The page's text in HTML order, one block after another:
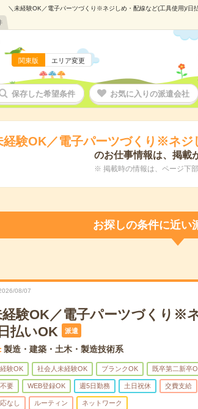
＼未経験OK／電子パーツづくり※ネジしめ・配線など(工具使用)/
関東版 エリア変更
保存した希望条件 お気に入りの派遣会社
経験OK／電子パーツづくり※ネ
のお仕事情報は、掲載
※ 掲載時の情報は、ページ下
お探しの条件に近い
08/07
経験OK／電子パーツづくり※
払いOK
派遣
製造・建築・土木・製造技術系
験OK 社会人未経験OK ブランクOK 既卒第二新卒
要 WEB登録OK 週5日勤務 土日祝休 交費支給
なし ルーティン ネットワーク